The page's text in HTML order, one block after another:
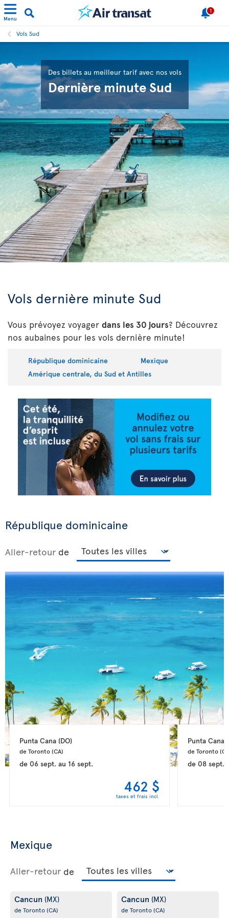
Menu
1
Vols Sud
Des billets au meilleur tarif avec nos vols
Dernière minute Sud
Vols dernière minute Sud
Vous prévoyez voyager dans les 30 jours? Découvrez
nos aubaines pour les vols dernière minute!
République dominicaine
Mexique
Amérique centrale, du Sud et Antilles
République dominicaine
Aller-retour de
Punta Cana (DO)
de Toronto (CA)
de 06 sept.au 16 sept.
462 $
taxes et frais incl.
Punta Cana
de Toronto
de 08 sept.
Mexique
Aller-retour de
Cancun (MX)
de Toronto(CA)
Cancun (MX)
de Toronto(CA)